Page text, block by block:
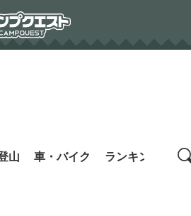
山 車・バイク ランキング